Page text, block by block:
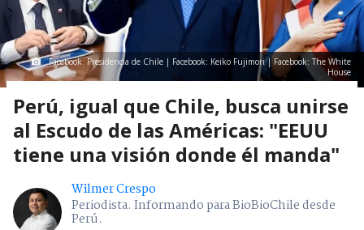
Facebook: Presidencia de Chile | Facebook: Keiko Fujimori | Facebook: The White
House
Perú, igual que Chile, busca unirse
al Escudo de las Américas: "EEUU
tiene una visión donde él manda"
Wilmer Crespo
Periodista. Informando para BioBioChile desde
Perú.